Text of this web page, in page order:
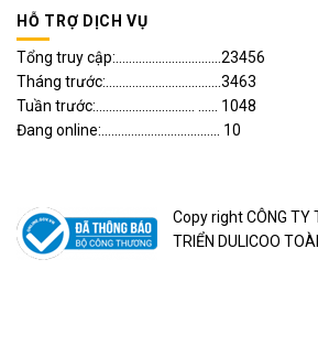
HỖ TRỢ DỊCH VỤ
Tổng truy cập:................................23456
Tháng trước:...................................3463
Tuần trước:.............................. ...... 1048
Đang online:.................................... 10
Copy right CÔNG TY
TRIỂN DULICOO